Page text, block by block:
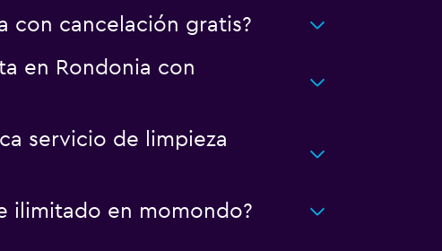
con cancelación gratis?
en Rondonia con
servicio de limpieza
ilimitado en momondo?